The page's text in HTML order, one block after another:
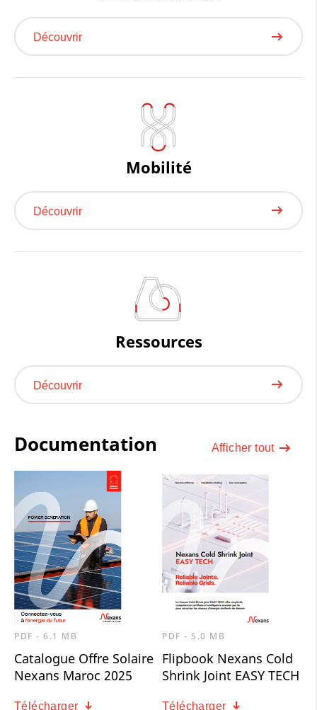
Découvrir
Mobilité
Découvrir
Ressources
Découvrir
Documentation Afficher tout
PDF - 6.1 MB
Catalogue Offre Solaire
Nexans Maroc 2025
Télécharger
PDF - 5.0 MB
Flipbook Nexans Cold
Shrink Joint EASY TECH
Télécharger